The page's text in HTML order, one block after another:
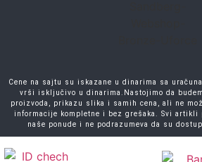
Cene na sajtu su iskazane u dinarima sa
vrši isključivo u dinarima.Nastojimo da
proizvoda, prikazu slika i samih cena, ali ne
informacije kompletne i bez grešaka. Svi artikli
naše ponude i ne podrazumeva da su